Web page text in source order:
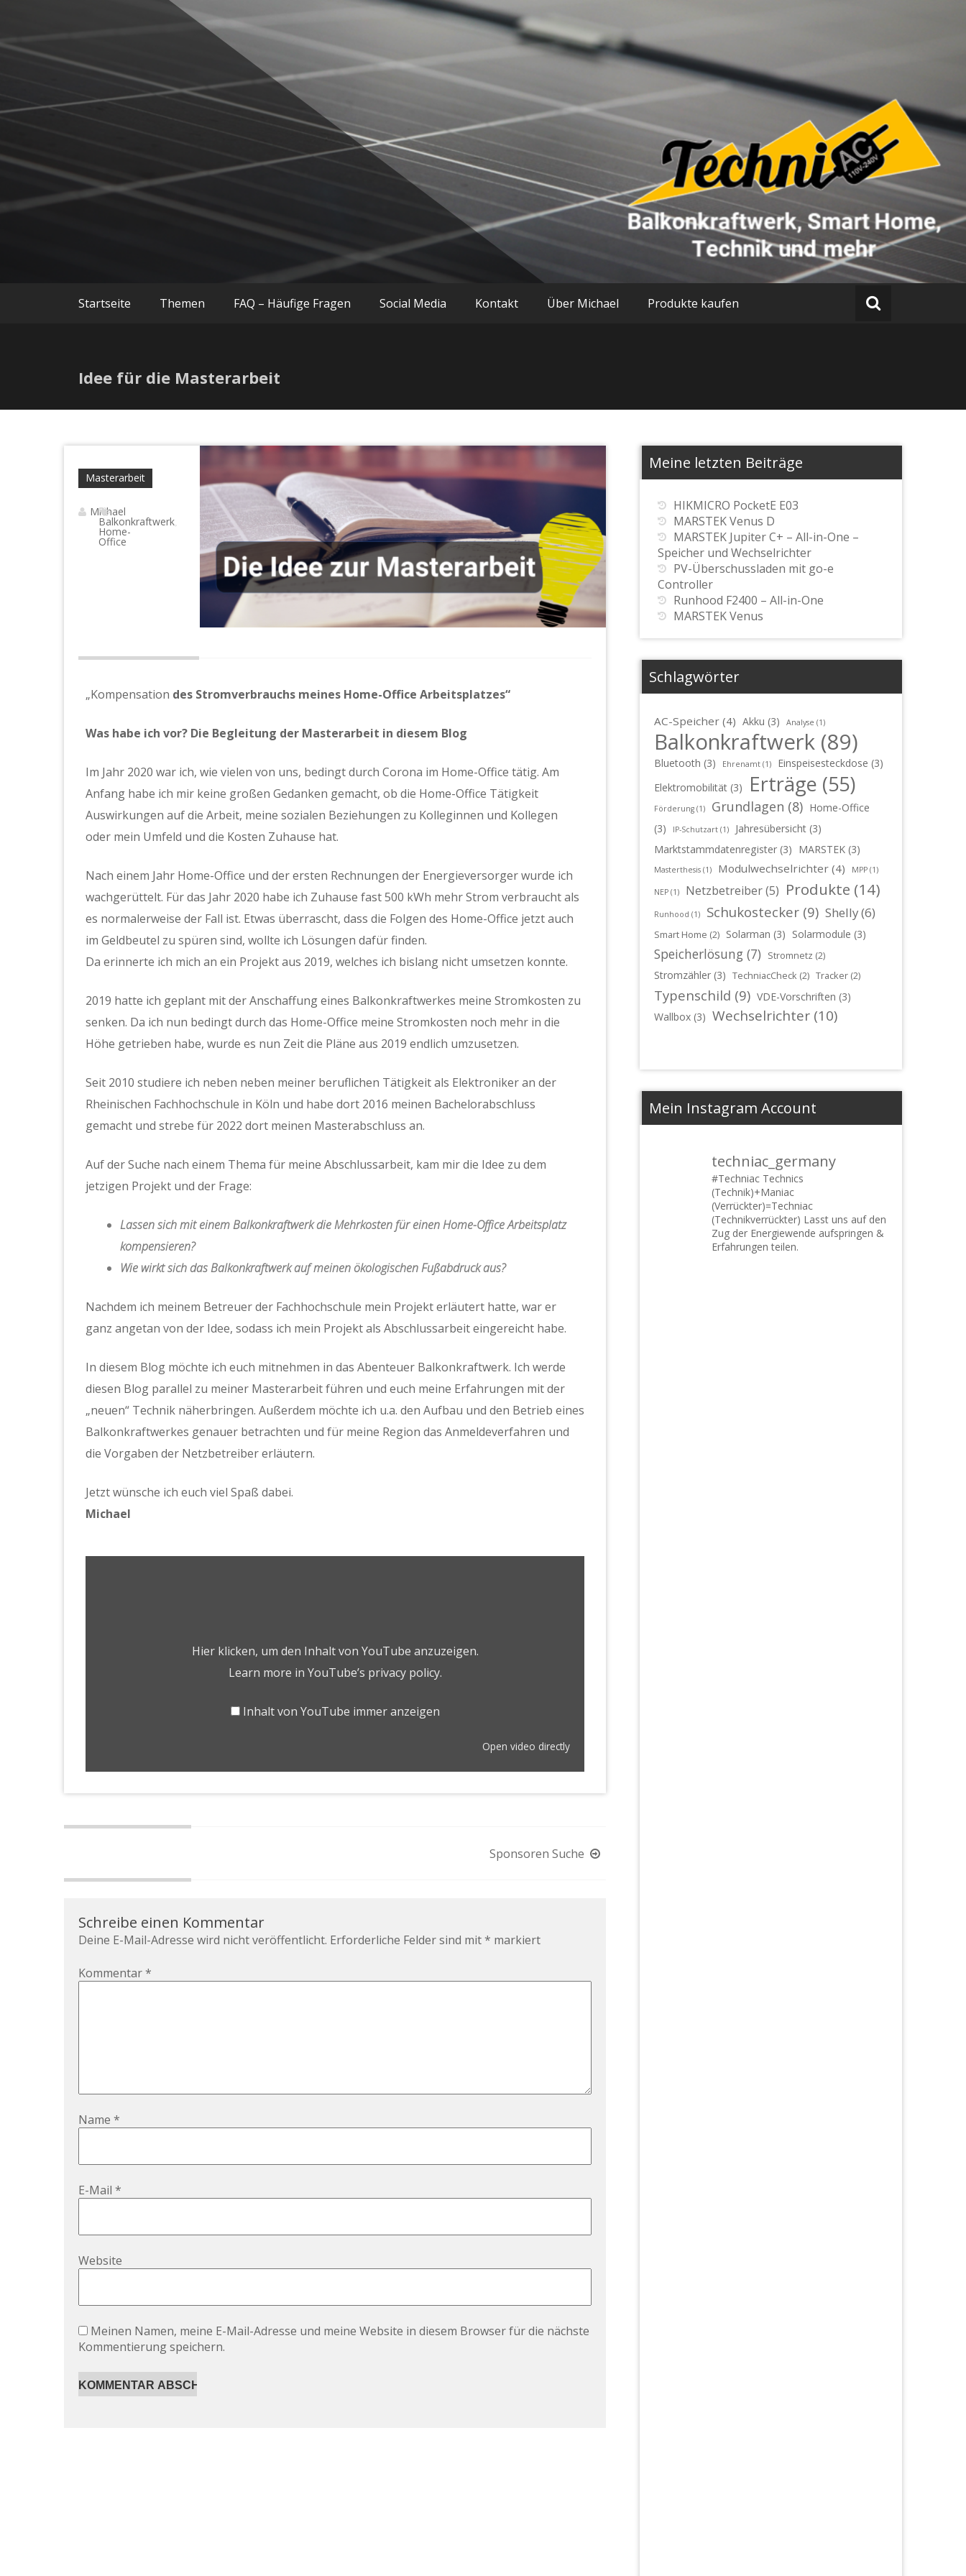
Techniac
Balkonkraftwerke, Smart Home, Technik und mehr
Startseite Themen FAQ – Häufige Fragen Social Media Kontakt Über Michael Produkte kaufen
Idee für die Masterarbeit
Masterarbeit
Michael
Balkonkraftwerk,
Home-
Office
„Kompensation des Stromverbrauchs meines Home-Office Arbeitsplatzes“
Was habe ich vor? Die Begleitung der Masterarbeit in diesem Blog
Im Jahr 2020 war ich, wie vielen von uns, bedingt durch Corona im Home-Office tätig. Am
Anfang habe ich mir keine großen Gedanken gemacht, ob die Home-Office Tätigkeit
Auswirkungen auf die Arbeit, meine sozialen Beziehungen zu Kolleginnen und Kollegen
oder mein Umfeld und die Kosten Zuhause hat.
Nach einem Jahr Home-Office und der ersten Rechnungen der Energieversorger wurde ich
wachgerüttelt. Für das Jahr 2020 habe ich Zuhause fast 500 kWh mehr Strom verbraucht als
es normalerweise der Fall ist. Etwas überrascht, dass die Folgen des Home-Office jetzt auch
im Geldbeutel zu spüren sind, wollte ich Lösungen dafür finden.
Da erinnerte ich mich an ein Projekt aus 2019, welches ich bislang nicht umsetzen konnte.
2019 hatte ich geplant mit der Anschaffung eines Balkonkraftwerkes meine Stromkosten zu
senken. Da ich nun bedingt durch das Home-Office meine Stromkosten noch mehr in die
Höhe getrieben habe, wurde es nun Zeit die Pläne aus 2019 endlich umzusetzen.
Seit 2010 studiere ich neben neben meiner beruflichen Tätigkeit als Elektroniker an der
Rheinischen Fachhochschule in Köln und habe dort 2016 meinen Bachelorabschluss
gemacht und strebe für 2022 dort meinen Masterabschluss an.
Auf der Suche nach einem Thema für meine Abschlussarbeit, kam mir die Idee zu dem
jetzigen Projekt und der Frage:
Lassen sich mit einem Balkonkraftwerk die Mehrkosten für einen Home-Office Arbeitsplatz
kompensieren?
Wie wirkt sich das Balkonkraftwerk auf meinen ökologischen Fußabdruck aus?
Nachdem ich meinem Betreuer der Fachhochschule mein Projekt erläutert hatte, war er
ganz angetan von der Idee, sodass ich mein Projekt als Abschlussarbeit eingereicht habe.
In diesem Blog möchte ich euch mitnehmen in das Abenteuer Balkonkraftwerk. Ich werde
diesen Blog parallel zu meiner Masterarbeit führen und euch meine Erfahrungen mit der
„neuen“ Technik näherbringen. Außerdem möchte ich u.a. den Aufbau und den Betrieb eines
Balkonkraftwerkes genauer betrachten und für meine Region das Anmeldeverfahren und
die Vorgaben der Netzbetreiber erläutern.
Jetzt wünsche ich euch viel Spaß dabei.
Michael
Hier klicken, um den Inhalt von YouTube anzuzeigen.
Learn more in YouTube’s privacy policy.
Inhalt von YouTube immer anzeigen
Open video directly
Sponsoren Suche
Schreibe einen Kommentar
Deine E-Mail-Adresse wird nicht veröffentlicht. Erforderliche Felder sind mit* markiert
Kommentar*
Name *
E-Mail *
Website
Meinen Namen, meine E-Mail-Adresse und meine Website in diesem Browser für die nächste
Kommentierung speichern.
Meine letzten Beiträge
HIKMICRO PocketE E03
MARSTEK Venus D
MARSTEK Jupiter C+ – All-in-One –
Speicher und Wechselrichter
PV-Überschussladen mit go-e
Controller
Runhood F2400 – All-in-One
MARSTEK Venus
Schlagwörter
AC-Speicher(4) Akku (3) Analyse (1)
Balkonkraftwerk(89)
Bluetooth (3) Ehrenamt(1) Einspeisesteckdose (3)
Elektromobilität(3) Erträge (55)
Förderung(1) Grundlagen (8) Home-Office
(3)
IP-Schutzart(1) Jahresübersicht(3)
Marktstammdatenregister(3) MARSTEK(3)
Masterthesis(1) Modulwechselrichter(4) MPP(1)
NEP(1) Netzbetreiber(5) Produkte (14)
Runhood (1) Schukostecker(9) Shelly(6)
Smart Home (2) Solarman (3) Solarmodule (3)
Speicherlösung (7) Stromnetz (2)
Stromzähler(3) TechniacCheck (2) Tracker(2)
Typenschild (9) VDE-Vorschriften (3)
Wallbox(3) Wechselrichter(10)
Mein Instagram Account
techniac_germany
#TechniacTechnics
(Technik)+Maniac
(Verrückter)=Techniac
(Technikverrückter) Lasst uns auf den
Zug der Energiewende aufspringen &
Erfahrungen teilen.